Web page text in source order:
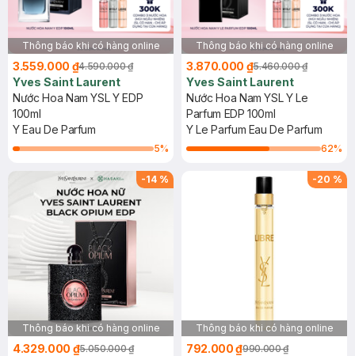
Thông báo khi có hàng online
3.559.000 ₫4.590.000 ₫
Yves Saint Laurent
Nước Hoa Nam YSL Y EDP
100ml
Y Eau De Parfum
5%
Thông báo khi có hàng online
3.870.000 ₫5.460.000 ₫
Yves Saint Laurent
Nước Hoa Nam YSL Y Le
Parfum EDP 100ml
Y Le Parfum Eau De Parfum
62%
-14 %
Thông báo khi có hàng online
4.329.000 ₫5.050.000 ₫
-20 %
Thông báo khi có hàng online
792.000 ₫990.000 ₫